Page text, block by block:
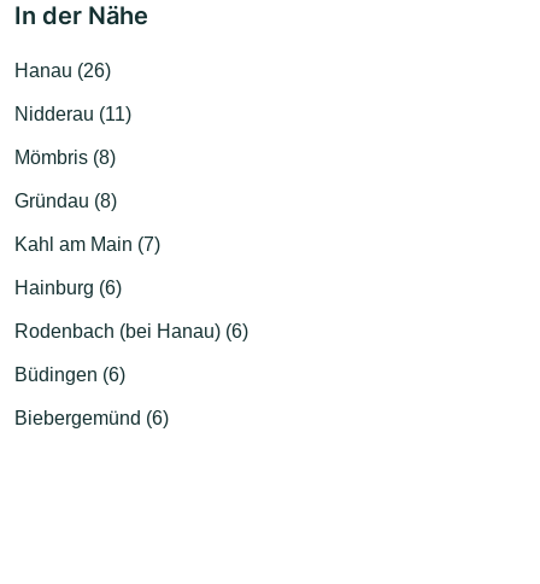
In der Nähe
Hanau (26)
Nidderau (11)
Mömbris (8)
Gründau (8)
Kahl am Main (7)
Hainburg (6)
Rodenbach (bei Hanau) (6)
Büdingen (6)
Biebergemünd (6)